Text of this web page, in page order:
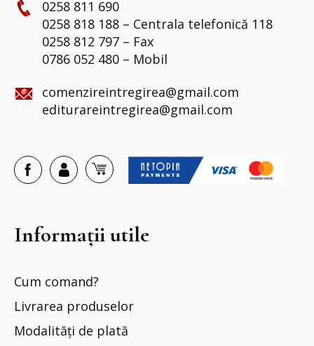
0258 811 690
0258 818 188 – Centrala telefonică 118
0258 812 797 – Fax
0786 052 480 – Mobil
comenzireintregirea@gmail.com
editurareintregirea@gmail.com
Informații utile
Cum comand?
Livrarea produselor
Modalități de plată